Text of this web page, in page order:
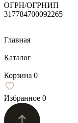
ОГРН/ОГРНИП
317784700092265
Главная
Каталог
Корзина 0
Избранное 0